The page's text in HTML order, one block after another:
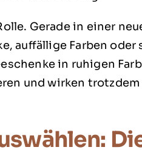
Gerade in einer
auffällige Farben
in ruhigen
und wirken trotzdem